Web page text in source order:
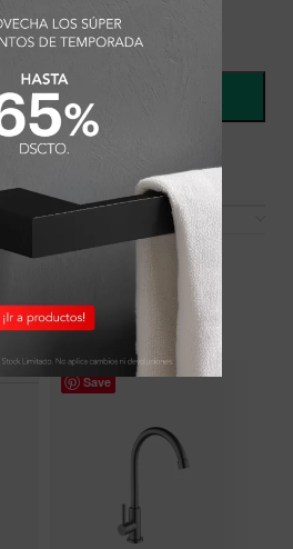
COMPRAR
Griferías
QUE PUEDEN
Save